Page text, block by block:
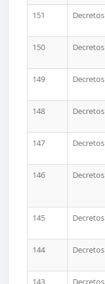
151
Decretos
150
Decretos
149
Decretos
148
Decretos
147
Decretos
146
Decretos
145
Decretos
144
Decretos
143
Decretos